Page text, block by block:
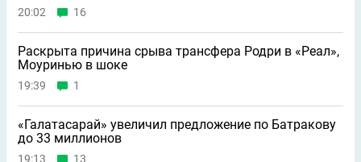
20:02 16
Раскрыта причина срыва трансфера Родри в «Реал»,
Моуринью в шоке
19:39 1
«Галатасарай» увеличил предложение по Батракову
до 33 миллионов
19:13 13